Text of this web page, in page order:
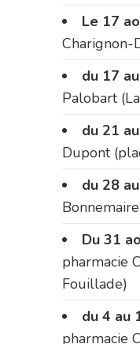
Le 17
Charignon-
du 17
Palobart
du 21
Dupont
du 28
Du 31
pharmacie
Fouillade)
du 4 au
pharmacie